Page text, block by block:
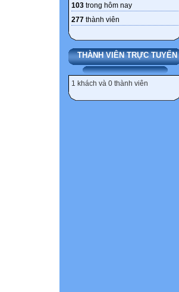
103 trong hôm nay
277 thành viên
THÀNH VIÊN TRỰC TUYẾN
1 khách và 0 thành viên